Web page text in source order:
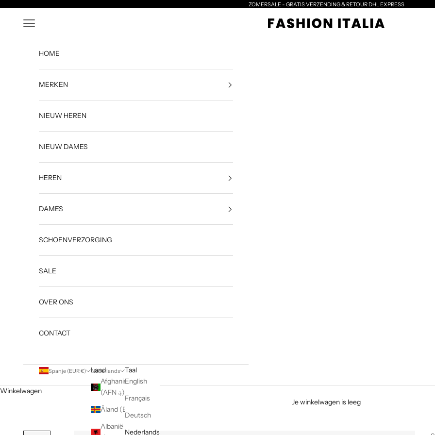
ZOMERSALE - GRATIS VERZENDING & RETOUR DHL EXPRESS
Santoni - Fashionitalia
Menu
HOME
MERKEN
NIEUW HEREN
NIEUW DAMES
HEREN
DAMES
SCHOENVERZORGING
SALE
OVER ONS
CONTACT
Spanje (EUR €)
Land
Afghanistan
(AFN ؋)
Albanië (ALL
Nederlands
Taal
English
Français
Deutsch
Nederlands
Winkelwagen
Je winkelwagen is leeg